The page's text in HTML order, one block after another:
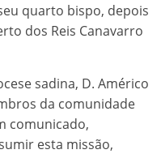
quarto bispo, depois
dos Reis Canavarro
sadina, D. Américo
da comunidade
comunicado,
esta missão,